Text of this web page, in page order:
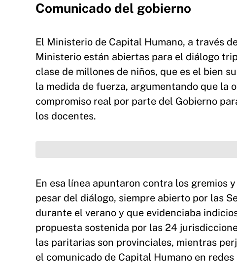
Comunicado del gobierno
El Ministerio de Capital Humano, a través
Ministerio están abiertas para el diálogo
clase de millones de niños, que es el bien
la medida de fuerza, argumentando que la
compromiso real por parte del Gobierno
los docentes.
En esa línea apuntaron contra los gremios
pesar del diálogo, siempre abierto por las
durante el verano y que evidenciaba
propuesta sostenida por las 24
las paritarias son provinciales, mientras
el comunicado de Capital Humano en redes